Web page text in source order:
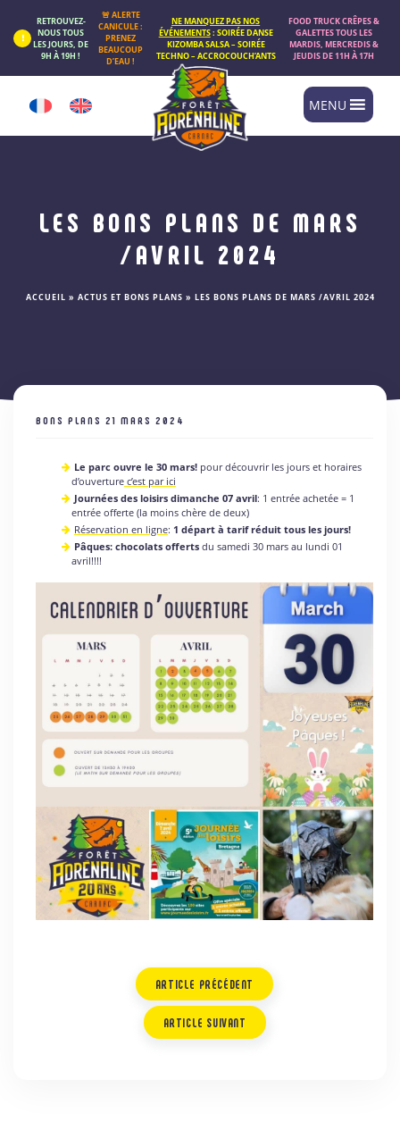
RETROUVEZ-
NOUS TOUS
LES JOURS, DE
9H À 19H !
🚨 ALERTE
CANICULE :
PRENEZ
BEAUCOUP
D’EAU !
NE MANQUEZ PAS NOS
ÉVÉNEMENTS: SOIRÉE DANSE
KIZOMBA SALSA – SOIRÉE
TECHNO – ACCROCOUCH’ANTS
FOOD TRUCK CRÊPES &
GALETTES TOUS LES
MARDIS, MERCREDIS &
JEUDIS DE 11H À 17H
MENU
LES BONS PLANS DE MARS
/AVRIL 2024
ACCUEIL » ACTUS ET BONS PLANS » LES BONS PLANS DE MARS /AVRIL 2024
BONS PLANS 21 MARS 2024
Le parc ouvre le 30 mars! pour découvrir les jours et horaires
d’ouverture c’est par ici
Journées des loisirs dimanche 07 avril: 1 entrée achetée = 1
entrée offerte (la moins chère de deux)
Réservation en ligne: 1 départ à tarif réduit tous les jours!
Pâques: chocolats offerts du samedi 30 mars au lundi 01
avril!!!!
ARTICLE PRÉCÉDENT
ARTICLE SUIVANT
Panneau de gestion des cookies